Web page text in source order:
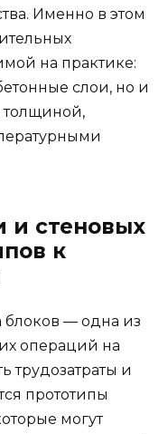
Именно в этом
на практике:
слои, но и
толщиной,
и стеновых
к
блоков — одна из
операций на
трудозатраты и
прототипы
могут